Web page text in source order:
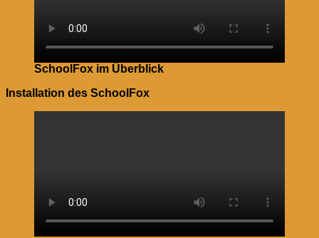
SchoolFox im Überblick
Installation des SchoolFox